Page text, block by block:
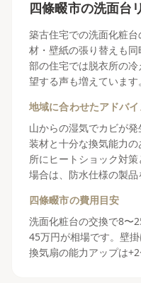
四條畷市の洗面台
築古住宅での洗面化粧
材・壁紙の張り替えも
部の住宅では脱衣所の
望する声も増えています。
地域に合わせたアドバイ
山からの湿気でカビが
装材と十分な換気能力
所にヒートショック対
場合は、防水仕様の製品
四條畷市の費用目安
洗面化粧台の交換で8〜
45万円が相場です。壁
換気扇の能力アップは+2